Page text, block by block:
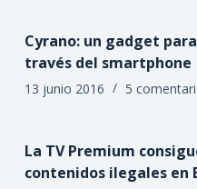
Cyrano: un gadget
través del smartphone
13 junio 2016 5
La TV Premium
contenidos ilegales en